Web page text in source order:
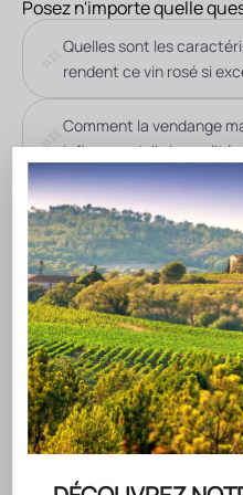
Posez n'importe quelle
Quelles sont les
rendent ce vin rosé si
Comment la vendange
influencent-ils la qualité
DESCRIPTION DU VIN
Situé au cœur du Languedoc
Clos du Temple nait sur le
berceau des vins rosés.
Le terroir doit sa singularité à
Le contact entre le schiste, le
est à l’origine d’un réseau de
complexes, favorisant une
hydrique naturelle du